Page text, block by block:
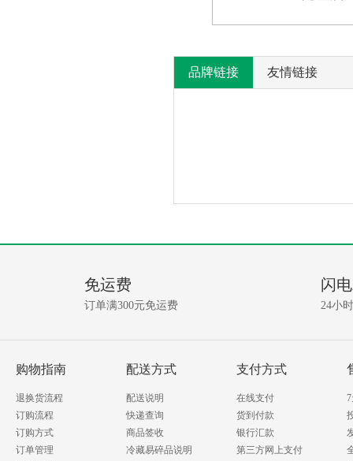
品牌链接 友情链接
我要提问
免运费
订单满300元免运费
闪
24小
购物指南
退换货流程
订购流程
订购方式
订单管理
配送方式
配送说明
快递查询
商品签收
冷藏易碎品说明
支付方式
在线支付
货到付款
银行汇款
第三方网上支付